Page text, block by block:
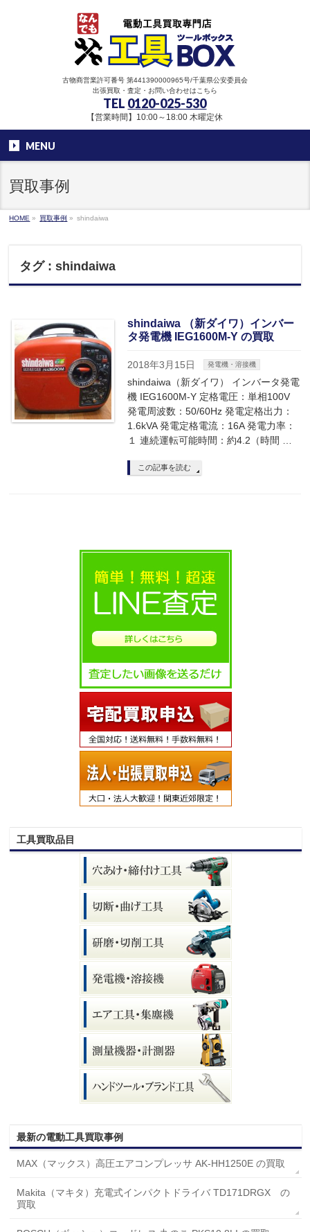
古物商営業許可番号 第441390000965号/千葉県公安委員会
出張買取・査定・お問い合わせはこちら
TEL 0120-025-530
【営業時間】10:00～18:00 木曜定休
MENU
買取事例
HOME » 買取事例 » shindaiwa
タグ : shindaiwa
shindaiwa （新ダイワ）インバー
タ発電機 IEG1600M-Y の買取
2018年3月15日 発電機・溶接機
shindaiwa（新ダイワ） インバータ発電
機 IEG1600M-Y 定格電圧：単相100V
発電周波数：50/60Hz 発電定格出力：
1.6kVA 発電定格電流：16A 発電力率：
１ 連続運転可能時間：約4.2（時間 …
この記事を読む
工具買取品目
最新の電動工具買取事例
MAX（マックス）高圧エアコンプレッサ AK-HH1250E の買取
Makita（マキタ）充電式インパクトドライバ TD171DRGX の
買取